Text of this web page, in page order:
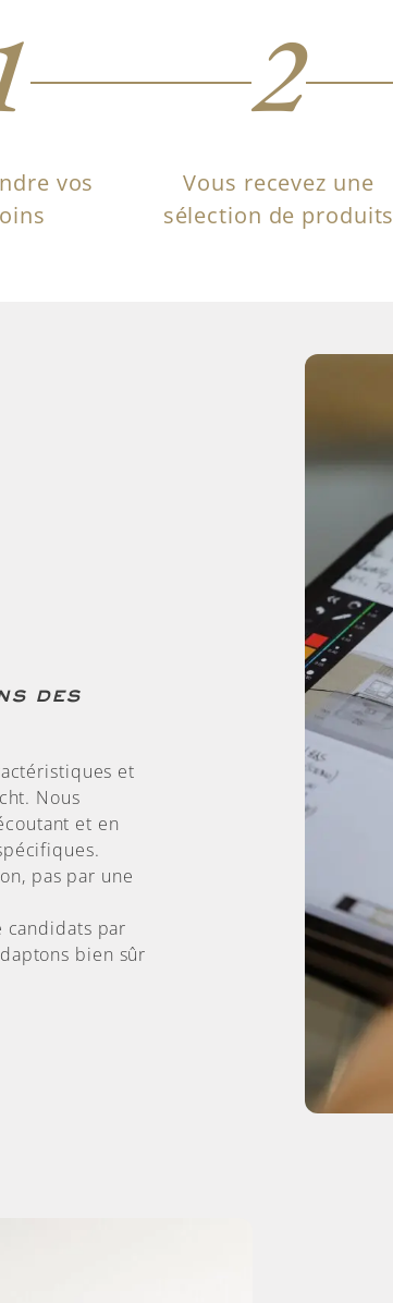
2
vos
Vous recevez une
sélection de produits
des
et
Nous
et en
pas par une
candidats par
bien sûr